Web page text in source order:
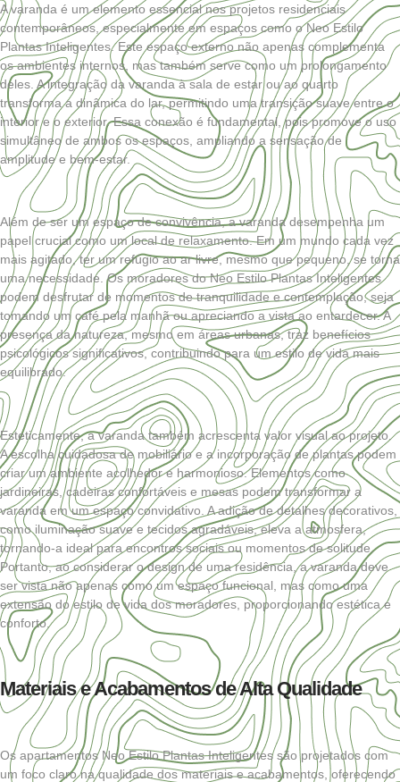
A varanda é um elemento essencial nos projetos residenciais
contemporâneos, especialmente em espaços como o Neo Estilo
Plantas Inteligentes. Este espaço externo não apenas complementa
os ambientes internos, mas também serve como um prolongamento
deles. A integração da varanda à sala de estar ou ao quarto
transforma a dinâmica do lar, permitindo uma transição suave entre o
interior e o exterior. Essa conexão é fundamental, pois promove o uso
simultâneo de ambos os espaços, ampliando a sensação de
amplitude e bem-estar.
Além de ser um espaço de convivência, a varanda desempenha um
papel crucial como um local de relaxamento. Em um mundo cada vez
mais agitado, ter um refúgio ao ar livre, mesmo que pequeno, se torna
uma necessidade. Os moradores do Neo Estilo Plantas Inteligentes
podem desfrutar de momentos de tranquilidade e contemplação, seja
tomando um café pela manhã ou apreciando a vista ao entardecer. A
presença da natureza, mesmo em áreas urbanas, traz benefícios
psicológicos significativos, contribuindo para um estilo de vida mais
equilibrado.
Esteticamente, a varanda também acrescenta valor visual ao projeto.
A escolha cuidadosa de mobiliário e a incorporação de plantas podem
criar um ambiente acolhedor e harmonioso. Elementos como
jardineiras, cadeiras confortáveis e mesas podem transformar a
varanda em um espaço convidativo. A adição de detalhes decorativos,
como iluminação suave e tecidos agradáveis, eleva a atmosfera,
tornando-a ideal para encontros sociais ou momentos de solitude.
Portanto, ao considerar o design de uma residência, a varanda deve
ser vista não apenas como um espaço funcional, mas como uma
extensão do estilo de vida dos moradores, proporcionando estética e
conforto.
Materiais e Acabamentos de Alta Qualidade
Os apartamentos Neo Estilo Plantas Inteligentes são projetados com
um foco claro na qualidade dos materiais e acabamentos, oferecendo